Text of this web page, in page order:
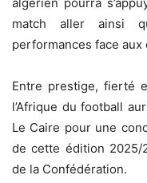
algérien pourra
match aller ainsi
performances face aux
‎Entre prestige, fierté
l’Afrique du football
Le Caire pour une
de cette édition 2025/
de la Confédération.